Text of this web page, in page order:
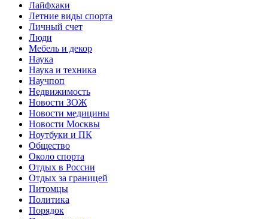
Лайфхаки
Летние виды спорта
Личный счет
Люди
Мебель и декор
Наука
Наука и техника
Научпоп
Недвижимость
Новости ЗОЖ
Новости медицины
Новости Москвы
Ноутбуки и ПК
Общество
Около спорта
Отдых в России
Отдых за границей
Питомцы
Политика
Порядок